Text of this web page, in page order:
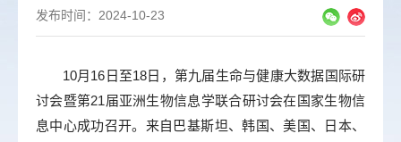
发布时间：2024-10-23
10月16日至18日，第九届生命与健康大数据国际研
讨会暨第21届亚洲生物信息学联合研讨会在国家生物信
息中心成功召开。来自巴基斯坦、韩国、美国、日本、